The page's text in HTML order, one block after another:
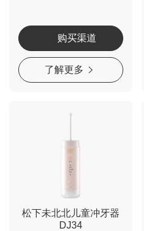
购买渠道
了解更多
松下未北北儿童冲牙器
DJ34